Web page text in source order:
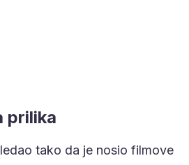
prilika
tako da je nosio filmove